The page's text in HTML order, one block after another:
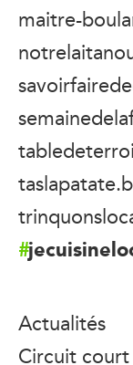
maitre-
Actualités
Circuit court